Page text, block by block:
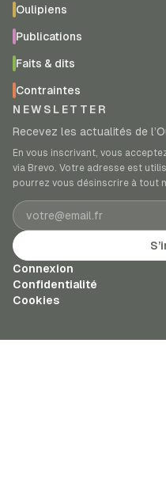
Oulipiens
Publications
Faits & dits
Contraintes
NEWSLETTER
Recevez les actualités de
En vous inscrivant, vous
via Brevo. Votre adresse est
pourrez vous désinscrire à tout
Adresse e-mail
Connexion
Confidentialité
Cookies